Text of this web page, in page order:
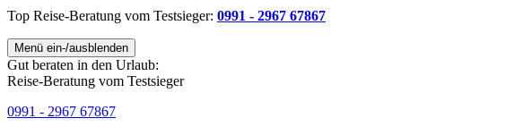
Top Reise-Beratung vom Testsieger: 0991 - 2967 67867
Menü ein-/ausblenden
Gut beraten in den Urlaub:
Reise-Beratung vom Testsieger
0991 - 2967 67867